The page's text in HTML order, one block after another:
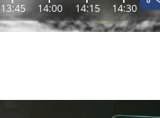
13:45 14:00 14:15 14:30